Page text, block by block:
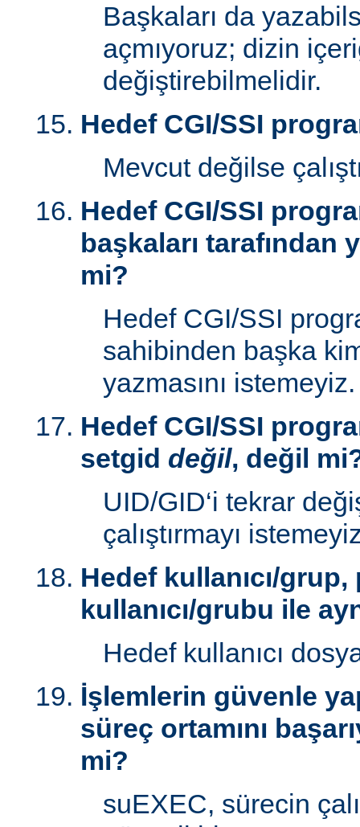
Başkaları da
açmıyoruz; dizin
değiştirebilmelidir.
Hedef CGI/SSI
Mevcut değilse
Hedef CGI/SSI
başkaları tarafından
mi?
Hedef CGI/SSI
sahibinden başka
yazmasını istemeyiz.
Hedef CGI/SSI
setgid değil, değil
UID/GID‘i tekrar
çalıştırmayı
Hedef kullanıcı/grup,
kullanıcı/grubu ile
Hedef kullanıcı
İşlemlerin güvenle
süreç ortamını
mi?
suEXEC, sürecin